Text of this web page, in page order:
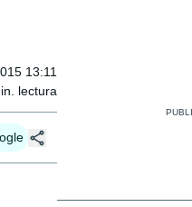
13:11
lectura